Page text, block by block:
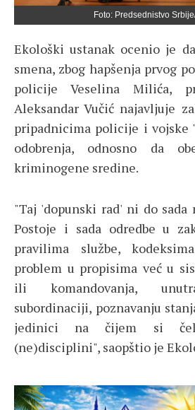
Foto: Predsednistvo
Ekološki ustanak ocenio je
smena, zbog hapšenja prvog
policije Veselina Milića,
Aleksandar Vučić najavljuje
pripadnicima policije i vojske
odobrenja, odnosno da
kriminogene sredine.
"Taj 'dopunski rad' ni do
Postoje i sada odredbe u
pravilima službe,
problem u propisima već u
ili komandovanja,
subordinaciji, poznavanju
jedinici na čijem si
(ne)disciplini", saopštio je